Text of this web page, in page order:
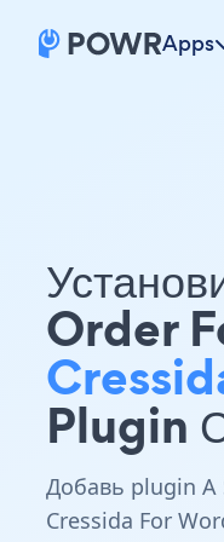
Apps
Order
Plugin
Добавь plugin A
Cressida For